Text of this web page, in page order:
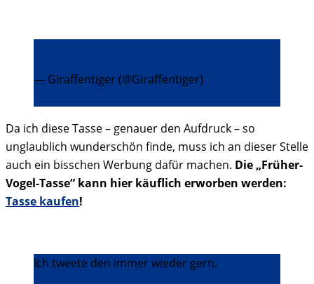
— Giraffentiger (@Giraffentiger)
Da ich diese Tasse – genauer den Aufdruck – so
unglaublich wunderschön finde, muss ich an dieser Stelle
auch ein bisschen Werbung dafür machen. Die „Früher-
Vogel-Tasse“ kann hier käuflich erworben werden:
Tasse kaufen!
Ich tweete den immer wieder gern.